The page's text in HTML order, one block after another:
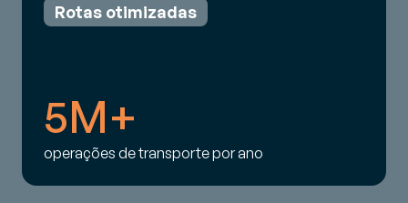
Rotas otimizadas
5M+
operações de transporte por ano